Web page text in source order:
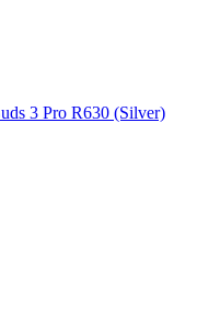
3 Pro R630 (Silver)